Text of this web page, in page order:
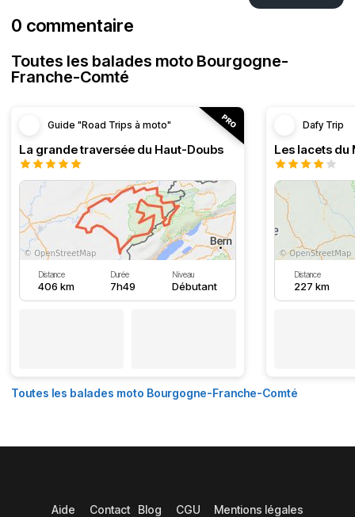
0 commentaire
Toutes les balades moto Bourgogne-
Franche-Comté
Guide "Road Trips à moto"
La grande traversée du Haut-Doubs
Distance
406 km
Durée
7h49
Niveau
Débutant
Dafy Trip
Les lacets du
Distance
227 km
Toutes les balades moto Bourgogne-Franche-Comté
Aide Contact Blog CGU Mentions légales